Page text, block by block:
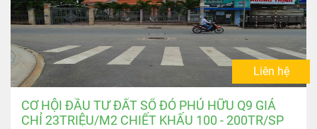
Liên hệ
CƠ HỘI ĐẦU TƯ ĐẤT SỔ ĐỎ PHÚ HỮU Q9 GIÁ
CHỈ 23TRIỆU/M2 CHIẾT KHẤU 100 - 200TR/SP